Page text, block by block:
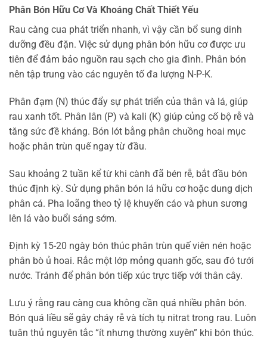
Phân Bón Hữu Cơ Và Khoáng Chất Thiết Yếu
Rau càng cua phát triển nhanh, vì vậy cần bổ sung dinh
dưỡng đều đặn. Việc sử dụng phân bón hữu cơ được ưu
tiên để đảm bảo nguồn rau sạch cho gia đình. Phân bón
nên tập trung vào các nguyên tố đa lượng N-P-K.
Phân đạm (N) thúc đẩy sự phát triển của thân và lá, giúp
rau xanh tốt. Phân lân (P) và kali (K) giúp củng cố bộ rễ và
tăng sức đề kháng. Bón lót bằng phân chuồng hoai mục
hoặc phân trùn quế ngay từ đầu.
Sau khoảng 2 tuần kể từ khi cành đã bén rễ, bắt đầu bón
thúc định kỳ. Sử dụng phân bón lá hữu cơ hoặc dung dịch
phân cá. Pha loãng theo tỷ lệ khuyến cáo và phun sương
lên lá vào buổi sáng sớm.
Định kỳ 15-20 ngày bón thúc phân trùn quế viên nén hoặc
phân bò ủ hoai. Rắc một lớp mỏng quanh gốc, sau đó tưới
nước. Tránh để phân bón tiếp xúc trực tiếp với thân cây.
Lưu ý rằng rau càng cua không cần quá nhiều phân bón.
Bón quá liều sẽ gây cháy rễ và tích tụ nitrat trong rau. Luôn
tuân thủ nguyên tắc “ít nhưng thường xuyên” khi bón thúc.